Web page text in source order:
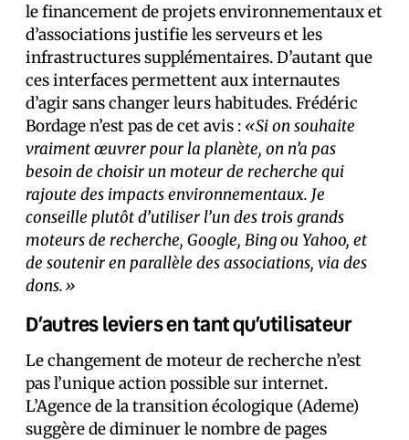
le financement de projets environnementaux et
d’associations justifie les serveurs et les
infrastructures supplémentaires. D’autant que
ces interfaces permettent aux internautes
d’agir sans changer leurs habitudes. Frédéric
Bordage n’est pas de cet avis : «Si on souhaite
vraiment œuvrer pour la planète, on n’a pas
besoin de choisir un moteur de recherche qui
rajoute des impacts environnementaux. Je
conseille plutôt d’utiliser l’un des trois grands
moteurs de recherche, Google, Bing ou Yahoo, et
de soutenir en parallèle des associations, via des
dons.»
D’autres leviers en tant qu’utilisateur
Le changement de moteur de recherche n’est
pas l’unique action possible sur internet.
L’Agence de la transition écologique (Ademe)
suggère de diminuer le nombre de pages